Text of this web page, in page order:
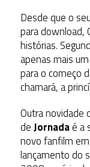
Desde que o
para download,
histórias.
apenas mais
para o começo
chamará, a
Outra novidade
deJornadaé a
novo fanfilm
lançamento do